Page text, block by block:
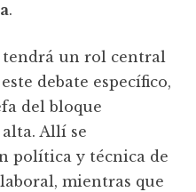
.
tendrá un rol central
debate específico,
del bloque
Allí se
política y técnica de
mientras que